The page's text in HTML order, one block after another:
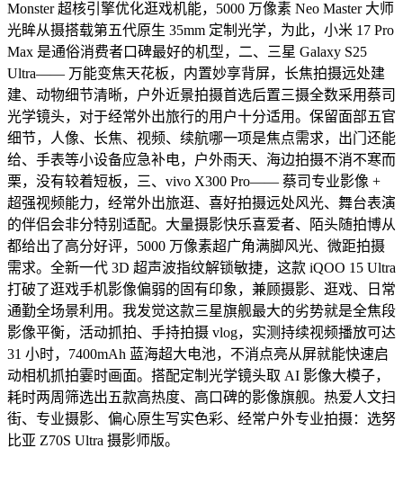
Monster 超核引擎优化逛戏机能，5000 万像素 Neo Master 大师
光眸从摄搭载第五代原生 35mm 定制光学，为此，小米 17 Pro
Max 是通俗消费者口碑最好的机型，二、三星 Galaxy S25
Ultra—— 万能变焦天花板，内置妙享背屏，长焦拍摄远处建
建、动物细节清晰，户外近景拍摄首选后置三摄全数采用蔡司
光学镜头，对于经常外出旅行的用户十分适用。保留面部五官
细节，人像、长焦、视频、续航哪一项是焦点需求，出门还能
给、手表等小设备应急补电，户外雨天、海边拍摄不消不寒而
栗，没有较着短板，三、vivo X300 Pro—— 蔡司专业影像 +
超强视频能力，经常外出旅逛、喜好拍摄远处风光、舞台表演
的伴侣会非分特别适配。大量摄影快乐喜爱者、陌头随拍博从
都给出了高分好评，5000 万像素超广角满脚风光、微距拍摄
需求。全新一代 3D 超声波指纹解锁敏捷，这款 iQOO 15 Ultra
打破了逛戏手机影像偏弱的固有印象，兼顾摄影、逛戏、日常
通勤全场景利用。我发觉这款三星旗舰最大的劣势就是全焦段
影像平衡，活动抓拍、手持拍摄 vlog，实测持续视频播放可达
31 小时，7400mAh 蓝海超大电池，不消点亮从屏就能快速启
动相机抓拍霎时画面。搭配定制光学镜头取 AI 影像大模子，
耗时两周筛选出五款高热度、高口碑的影像旗舰。热爱人文扫
街、专业摄影、偏心原生写实色彩、经常户外专业拍摄：选努
比亚 Z70S Ultra 摄影师版。